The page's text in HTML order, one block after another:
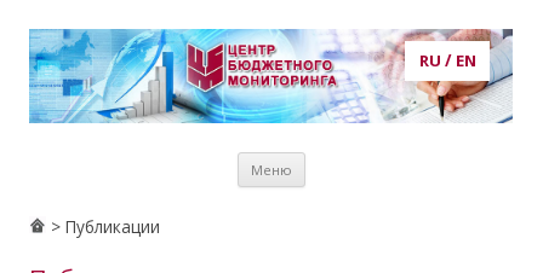
RU / EN
потребности в кадрах, рынок труда, образование, публикации,
Меню
> Публикации